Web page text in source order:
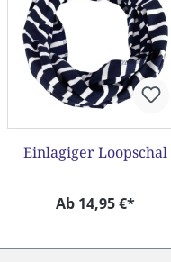
Einlagiger Loopschal
Ab 14,95 €*